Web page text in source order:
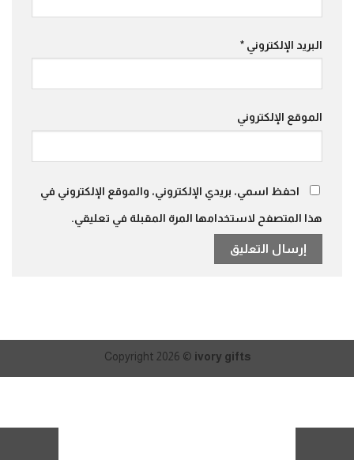
البريد الإلكتروني *
الموقع الإلكتروني
احفظ اسمي، بريدي الإلكتروني، والموقع الإلكتروني في
هذا المتصفح لاستخدامها المرة المقبلة في تعليقي.
Copyright 2026 © ivory gifts